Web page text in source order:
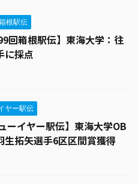
根駅伝
回箱根駅伝】東海大学：往
に採点
ヤー駅伝
ーイヤー駅伝】東海大学OB
生拓矢選手6区区間賞獲得